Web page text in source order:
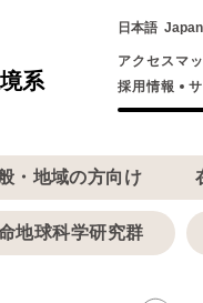
系
日本語
アクセスマ
採用情報
・地域の方向け
地球科学研究群